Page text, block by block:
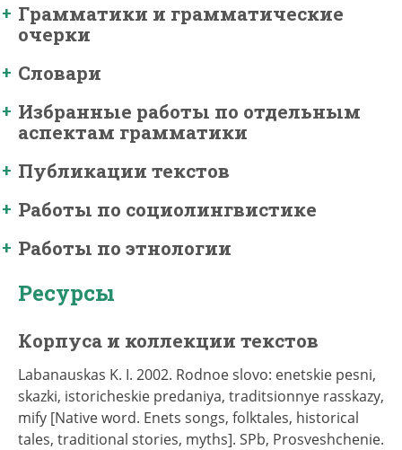
Грамматики и грамматические
очерки
Словари
Избранные работы по отдельным
аспектам грамматики
Публикации текстов
Работы по социолингвистике
Работы по этнологии
Ресурсы
Корпуса и коллекции текстов
Labanauskas K. I. 2002. Rodnoe slovo: enetskie pesni,
skazki, istoricheskie predaniya, traditsionnye rasskazy,
mify [Native word. Enets songs, folktales, historical
tales, traditional stories, myths]. SPb, Prosveshchenie.